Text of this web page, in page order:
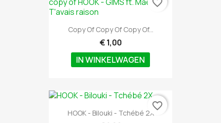
Copy Of Copy Of Copy Of...
€ 1,00
IN WINKELWAGEN
favorite_border
HOOK - Bilouki - Tchébé 2X
favorite_border